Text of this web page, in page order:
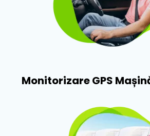
Monitorizare GPS